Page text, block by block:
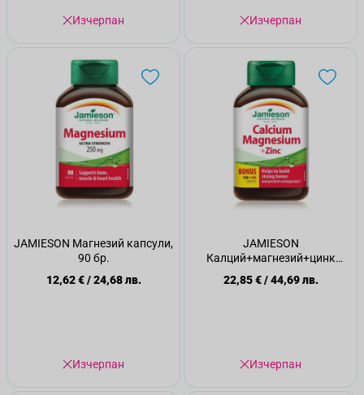
Изчерпан Изчерпан
JAMIESON Магнезий капсули,
90 бр.
12,62 €/24,68 лв.
Изчерпан
JAMIESON
Калций+магнезий+цинк
22,85 €/44,69 лв.
Изчерпан